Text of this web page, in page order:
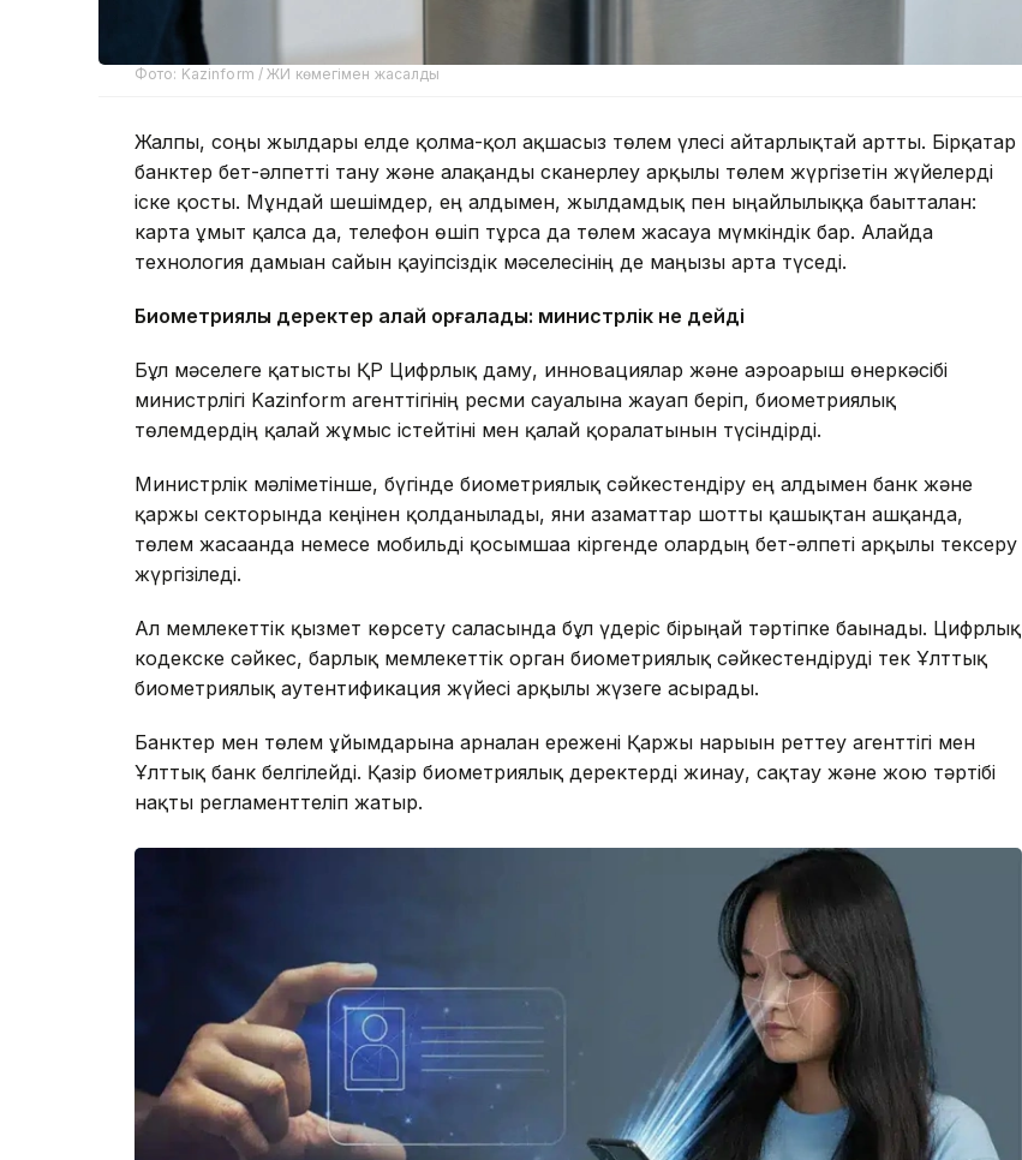
Фото: Kazinform / ЖИ көмегімен жасалды
Жалпы, соңғы жылдары елде қолма-қол ақшасыз төлем үлесі айтарлықтай артты. Бірқатар
банктер бет-әлпетті тану және алақанды сканерлеу арқылы төлем жүргізетін жүйелерді
іске қосты. Мұндай шешімдер, ең алдымен, жылдамдық пен ыңғайлылыққа бағытталған:
карта ұмыт қалса да, телефон өшіп тұрса да төлем жасауға мүмкіндік бар. Алайда
технология дамыған сайын қауіпсіздік мәселесінің де маңызы арта түседі.
Биометриялық деректер қалай қорғалады: министрлік не дейді
Бұл мәселеге қатысты ҚР Цифрлық даму, инновациялар және аэроғарыш өнеркәсібі
министрлігі Kazinform агенттігінің ресми сауалына жауап беріп, биометриялық
төлемдердің қалай жұмыс істейтіні мен қалай қорғалатынын түсіндірді.
Министрлік мәліметінше, бүгінде биометриялық сәйкестендіру ең алдымен банк және
қаржы секторында кеңінен қолданылады, яғни азаматтар шотты қашықтан ашқанда,
төлем жасағанда немесе мобильді қосымшаға кіргенде олардың бет-әлпеті арқылы тексеру
жүргізіледі.
Ал мемлекеттік қызмет көрсету саласында бұл үдеріс бірыңғай тәртіпке бағынады. Цифрлық
кодекске сәйкес, барлық мемлекеттік орган биометриялық сәйкестендіруді тек Ұлттық
биометриялық аутентификация жүйесі арқылы жүзеге асырады.
Банктер мен төлем ұйымдарына арналған ережені Қаржы нарығын реттеу агенттігі мен
Ұлттық банк белгілейді. Қазір биометриялық деректерді жинау, сақтау және жою тәртібі
нақты регламенттеліп жатыр.